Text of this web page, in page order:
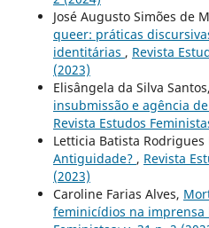
José Augusto Simões de
queer: práticas
identitárias , Revista
(2023)
Elisângela da Silva Santos,
insubmissão e agência
Revista Estudos
Letticia Batista Rodrigues
Antiguidade? , Revista
(2023)
Caroline Farias Alves,
feminicídios na imprensa